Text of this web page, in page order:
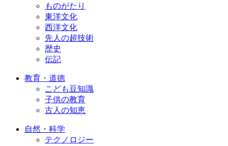
ものがたり
東洋文化
西洋文化
先人の超技術
歴史
伝記
教育・道徳
こども豆知識
子供の教育
古人の知恵
自然・科学
テクノロジー